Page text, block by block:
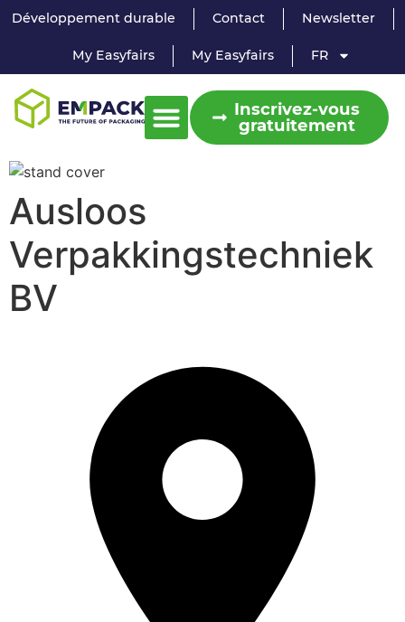
Développement durable Contact Newsletter
My Easyfairs My Easyfairs FR
Inscrivez-vous
gratuitement
Ausloos
Verpakkingstechniek
BV